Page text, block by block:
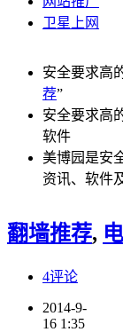
卫星上网
安全要求高
荐”
安全要求高
软件
美博园是安
资讯、软件
翻墙推荐,
4评论
2014-9-
16 1:35